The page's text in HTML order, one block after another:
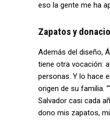
eso la gente me ha
Zapatos y
Además del diseño,
tiene otra vocación:
personas. Y lo hace
origen de su familia.
Salvador casi cada
dono mis zapatos, mi